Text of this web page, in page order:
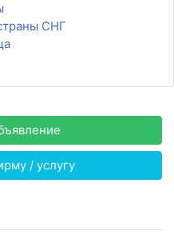
СНГ
/ услугу